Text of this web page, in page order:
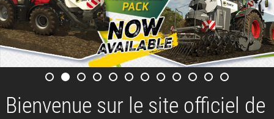
Bienvenue sur le site officiel de